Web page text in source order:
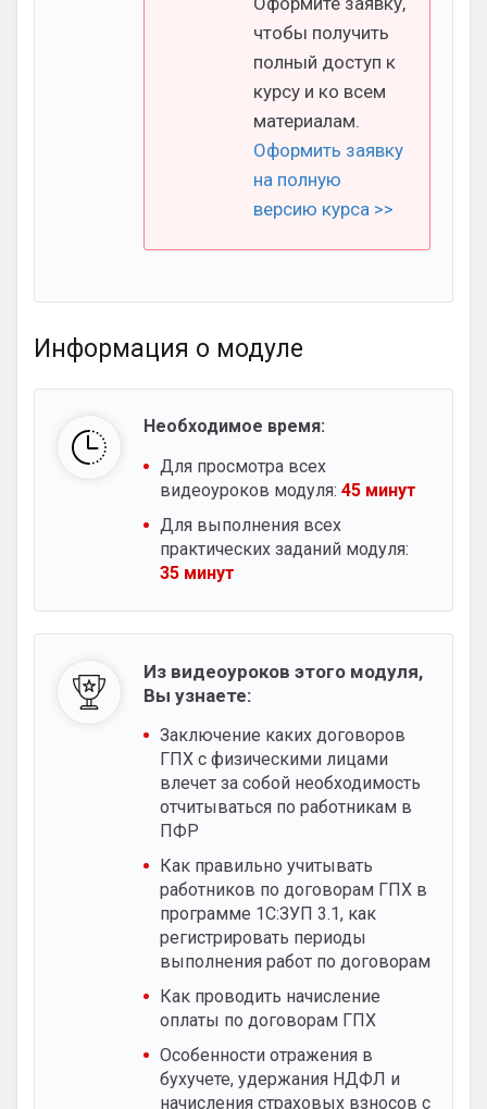
чтобы получить
полный доступ к
курсу и ко всем
материалам.
Оформить заявку
на полную
версию курса >>
Информация о модуле
Необходимое время:
Для просмотра всех
видеоуроков модуля: 45 минут
Для выполнения всех
практических заданий модуля:
35 минут
Из видеоуроков этого модуля,
Вы узнаете:
Заключение каких договоров
ГПХ с физическими лицами
влечет за собой необходимость
отчитываться по работникам в
ПФР
Как правильно учитывать
работников по договорам ГПХ в
программе 1С:ЗУП 3.1, как
регистрировать периоды
выполнения работ по договорам
Как проводить начисление
оплаты по договорам ГПХ
Особенности отражения в
бухучете, удержания НДФЛ и
начисления страховых взносов с